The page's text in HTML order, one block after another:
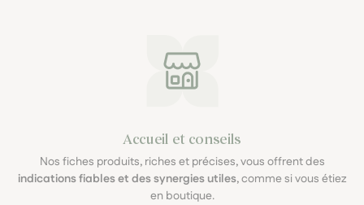
Accueil et conseils
Nos fiches produits, riches et précises, vous offrent des
indications fiables et des synergies utiles, comme si vous étiez
en boutique.